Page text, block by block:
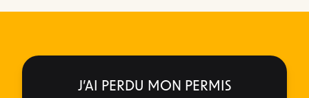
J’AI PERDU MON PERMIS